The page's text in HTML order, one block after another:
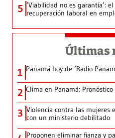
5 ‘Viabilidad no es garantía’:
recuperación laboral en
Últimas
1 Panamá hoy de ‘Radio
2 Clima en Panamá:
3 Violencia contra las mujeres
con un ministerio debilitado
Proponen eliminar fianza y